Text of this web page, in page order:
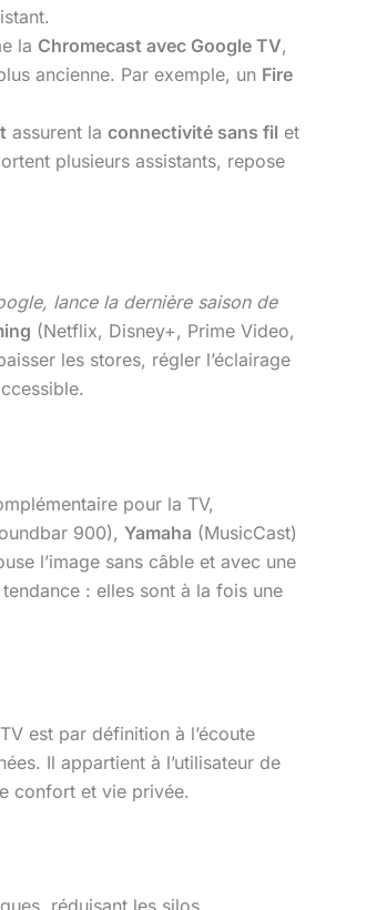
la Chromecast avec Google TV,
ancienne. Par exemple, un Fire
assurent la connectivité sans fil et
plusieurs assistants, repose
lance la dernière saison de
(Netflix, Disney+, Prime Video,
les stores, régler l’éclairage
pour la TV,
900), Yamaha (MusicCast)
l’image sans câble et avec une
: elles sont à la fois une
est par définition à l’écoute
Il appartient à l’utilisateur de
confort et vie privée.
réduisant les silos.